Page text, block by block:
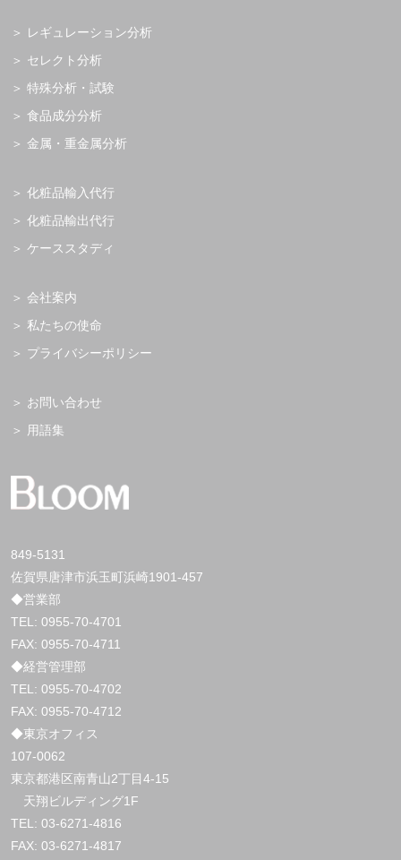
849-5131
佐賀県唐津市浜玉町浜崎1901-457
◆営業部
TEL: 0955-70-4701
FAX: 0955-70-4711
◆経営管理部
TEL: 0955-70-4702
FAX: 0955-70-4712
◆東京オフィス
107-0062
東京都港区南青山2丁目4-15
天翔ビルディング1F
TEL: 03-6271-4816
FAX: 03-6271-4817
レギュレーション分析
セレクト分析
特殊分析・試験
食品成分分析
金属・重金属分析
化粧品輸入代行
化粧品輸出代行
ケーススタディ
会社案内
私たちの使命
プライバシーポリシー
お問い合わせ
用語集